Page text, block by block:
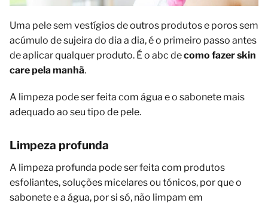
Uma pele sem vestígios de outros produtos e poros sem
acúmulo de sujeira do dia a dia, é o primeiro passo antes
de aplicar qualquer produto. É o abc decomo fazer skin
care pela manhã.
A limpeza pode ser feita com água e o sabonete mais
adequado ao seu tipo de pele.
Limpeza profunda
A limpeza profunda pode ser feita com produtos
esfoliantes, soluções micelares ou tónicos, por que o
sabonete e a água, por si só, não limpam em